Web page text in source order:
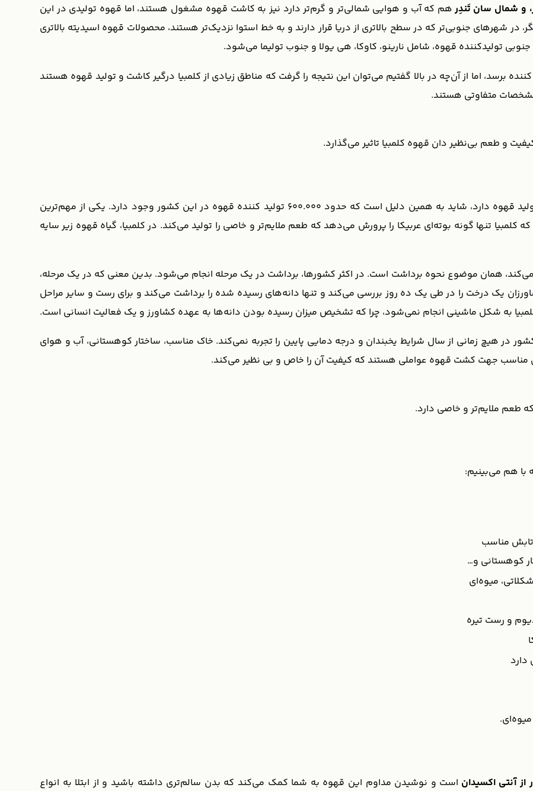
و شمال سان تَندِرهم که آب و هوایی شمالی‌تر و گرم‌تر دارد نیز به کاشت قهوه مشغول هستند، اما قهوه تولیدی در این
در شهرهای جنوبی‌تر که در سطح بالاتری از دریا قرار دارند و به خط استوا نزدیک‌تر هستند، محصولات قهوه اسیدیته بالاتری
تولیدکننده قهوه، شامل نارینو، کاوکا، هی یولا و جنوب تولیما می‌شود.
برسد، اما از آن‌چه در بالا گفتیم می‌توان این نتیجه را گرفت که مناطق زیادی از کلمبیا درگیر کاشت و تولید قهوه هستند
متفاوتی هستند.
و طعم بی‌نظیر دان قهوه کلمبیا تاثیر می‌گذارد.
کلمبیا، بهترین شرایط جغرافیایی و آب و هوایی را برای تولید قهوه دارد، شاید به همین دلیل است که حدود 600.000 تولید کننده قهوه در این کشور وجود دارد. یکی از مهم‌ترین
تنها گونه بوته‌ای عربیکا را پرورش می‌دهد که طعم ملایم‌تر و خاصی را تولید می‌کند. در کلمبیا، گیاه قهوه زیر سایه
همان موضوع نحوه برداشت است. در اکثر کشورها، برداشت در یک مرحله انجام می‌شود. بدین معنی که در یک مرحله،
یک درخت را در طی یک ده روز بررسی می‌کند و تنها دانه‌های رسیده شده را برداشت می‌کند و برای رست و سایر مراحل
به شکل ماشینی انجام نمی‌شود، چرا که تشخیص میزان رسیده بودن دانه‌ها به عهده کشاورز و یک فعالیت انسانی است.
در هیچ زمانی از سال شرایط یخبندان و درجه دمایی پایین را تجربه نمی‌کند. خاک مناسب، ساختار کوهستانی، آب و هوای
مناسب جهت کشت قهوه عواملی هستند که کیفیت آن را خاص و بی نظیر می‌کند.
طعم ملایم‌تر و خاصی دارد.
با هم می‌بینیم:
مناسب
کوهستانی و…
میوه‌ای
و رست تیره
دارد
از آنتی اکسیدان است و نوشیدن مداوم این قهوه به شما کمک می‌کند که بدن سالم‌تری داشته باشید و از ابتلا به انواع